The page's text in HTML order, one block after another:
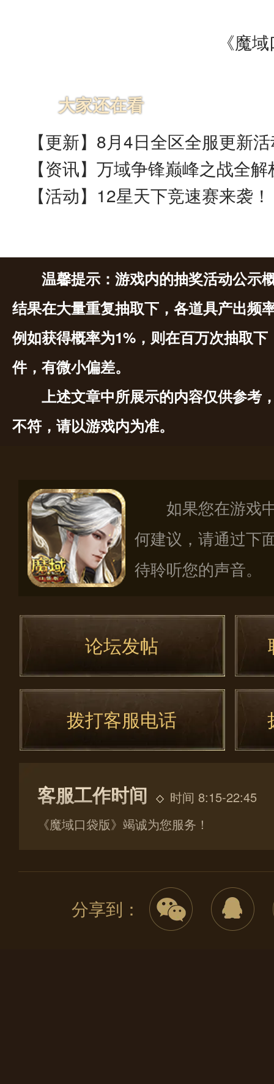
《魔域
大家还在看
【更新】8月4日全区全服更新
【资讯】万域争锋巅峰之战全
【活动】12星天下竞速赛来袭！
温馨提示：游戏内的抽奖活动公示
结果在大量重复抽取下，各道具产出频
例如获得概率为1%，则在百万次抽取
件，有微小偏差。
上述文章中所展示的内容仅供参考
不符，请以游戏内为准。
如果您在游戏
何建议，请通过下
待聆听您的声音。
论坛发帖
拨打客服电话
客服工作时间
时间 8:15-22:45
《魔域口袋版》竭诚为您服务！
分享到：